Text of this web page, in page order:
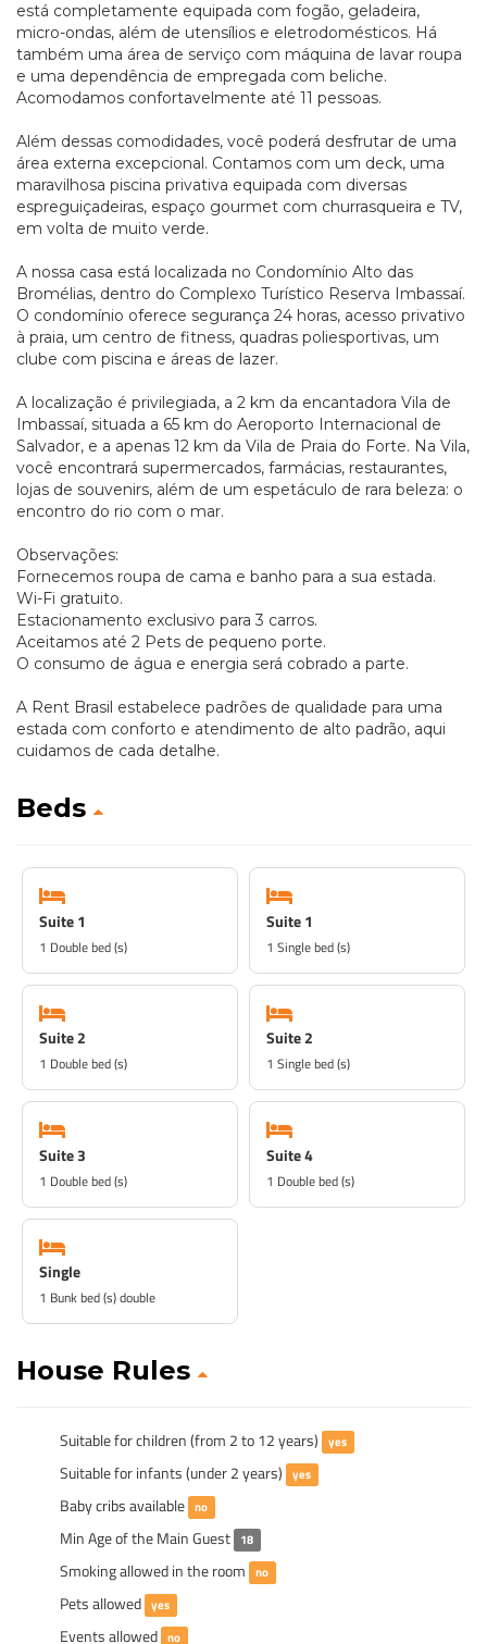
está completamente equipada com fogão, geladeira,
micro-ondas, além de utensílios e eletrodomésticos. Há
também uma área de serviço com máquina de lavar roupa
e uma dependência de empregada com beliche.
Acomodamos confortavelmente até 11 pessoas.
Além dessas comodidades, você poderá desfrutar de uma
área externa excepcional. Contamos com um deck, uma
maravilhosa piscina privativa equipada com diversas
espreguiçadeiras, espaço gourmet com churrasqueira e TV,
em volta de muito verde.
A nossa casa está localizada no Condomínio Alto das
Bromélias, dentro do Complexo Turístico Reserva Imbassaí.
O condomínio oferece segurança 24 horas, acesso privativo
à praia, um centro de fitness, quadras poliesportivas, um
clube com piscina e áreas de lazer.
A localização é privilegiada, a 2 km da encantadora Vila de
Imbassaí, situada a 65 km do Aeroporto Internacional de
Salvador, e a apenas 12 km da Vila de Praia do Forte. Na Vila,
você encontrará supermercados, farmácias, restaurantes,
lojas de souvenirs, além de um espetáculo de rara beleza: o
encontro do rio com o mar.
Observações:
Fornecemos roupa de cama e banho para a sua estada.
Wi-Fi gratuito.
Estacionamento exclusivo para 3 carros.
Aceitamos até 2 Pets de pequeno porte.
O consumo de água e energia será cobrado a parte.
A Rent Brasil estabelece padrões de qualidade para uma
estada com conforto e atendimento de alto padrão, aqui
cuidamos de cada detalhe.
Beds
Suite 1
1 Double bed (s)
Suite 1
1 Single bed (s)
Suite 2
1 Double bed (s)
Suite 2
1 Single bed (s)
Suite 3
1 Double bed (s)
Suite 4
1 Double bed (s)
Single
1 Bunk bed (s) double
House Rules
Suitable for children (from 2 to 12 years) yes
Suitable for infants (under 2 years) yes
Baby cribs available no
Min Age of the Main Guest 18
Smoking allowed in the room no
Pets allowed yes
Events allowed no